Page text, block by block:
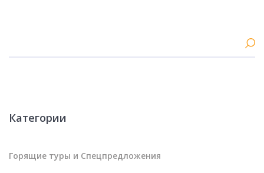
Категории
Горящие туры и Спецпредложения